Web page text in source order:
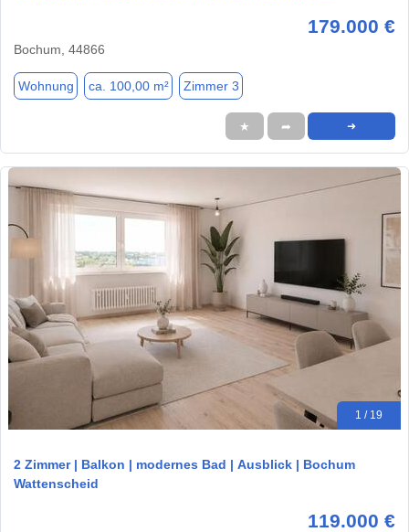
179.000 €
Bochum, 44866
Wohnung ca. 100,00 m² Zimmer 3
★ ➦ ➜
1 / 19
2 Zimmer | Balkon | modernes Bad | Ausblick | Bochum
Wattenscheid
119.000 €